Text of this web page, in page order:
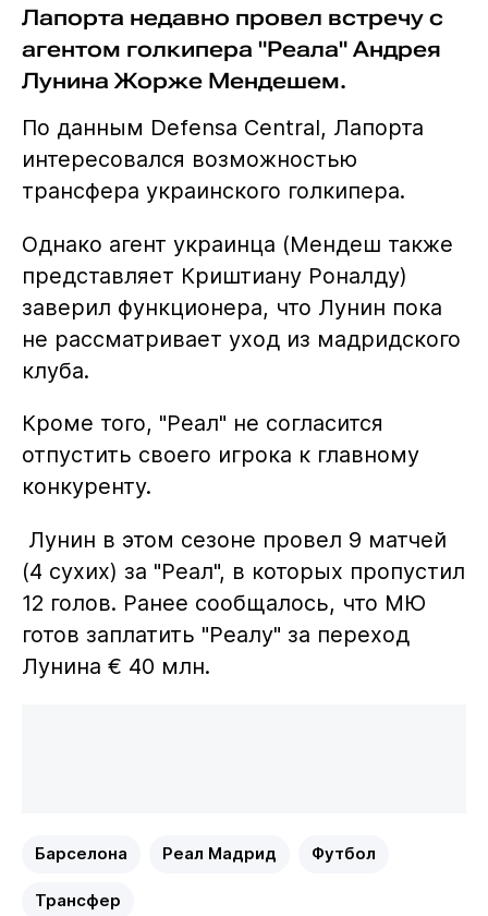
Лапорта недавно провел встречу с
агентом голкипера "Реала" Андрея
Лунина Жорже Мендешем.
По данным Defensa Central, Лапорта
интересовался возможностью
трансфера украинского голкипера.
Однако агент украинца (Мендеш также
представляет Криштиану Роналду)
заверил функционера, что Лунин пока
не рассматривает уход из мадридского
клуба.
Кроме того, "Реал" не согласится
отпустить своего игрока к главному
конкуренту.
Лунин в этом сезоне провел 9 матчей
(4 сухих) за "Реал", в которых пропустил
12 голов. Ранее сообщалось, что МЮ
готов заплатить "Реалу" за переход
Лунина € 40 млн.
Барселона Реал Мадрид Футбол
Трансфер